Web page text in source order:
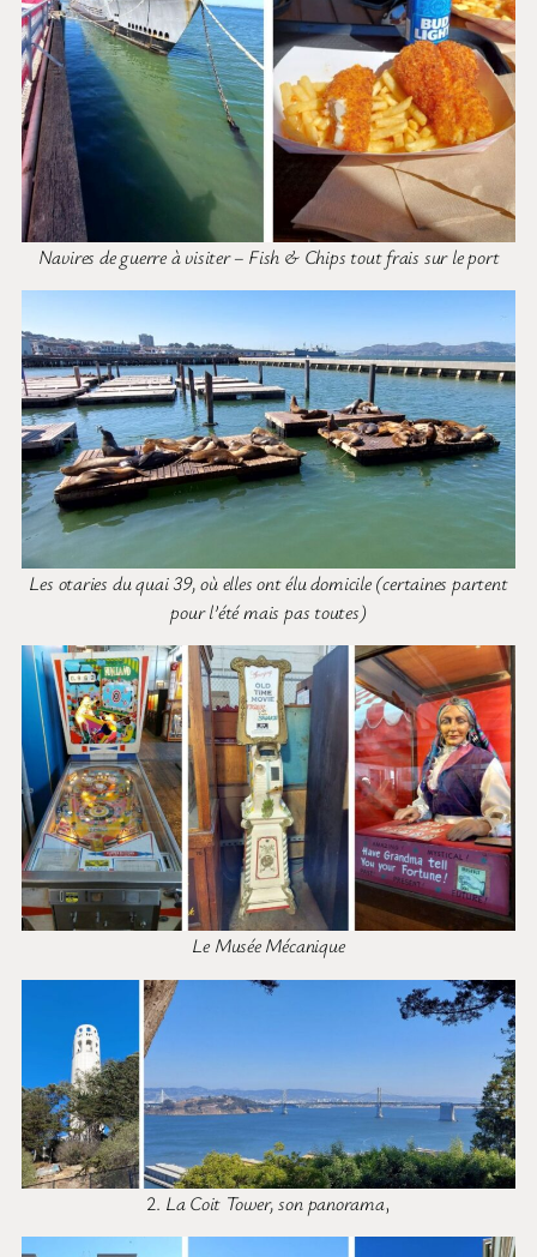
Navires de guerre à visiter – Fish & Chips tout frais sur le port
Les otaries du quai 39, où elles ont élu domicile (certaines partent
pour l’été mais pas toutes)
Le Musée Mécanique
2. La Coit Tower, son panorama,